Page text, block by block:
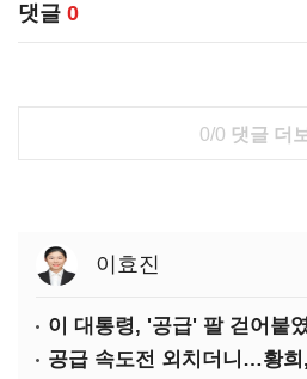
댓글 0
0/0 댓글 더
이효진